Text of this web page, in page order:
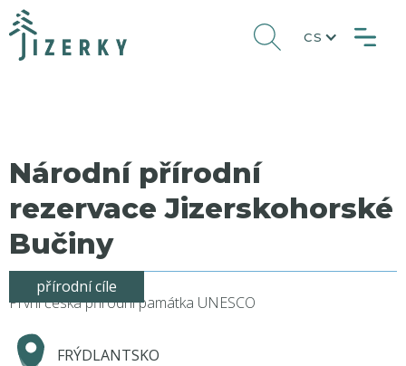
CS
Národní přírodní
rezervace Jizerskohorské
Bučiny
přírodní cíle
První česká přírodní památka UNESCO
FRÝDLANTSKO